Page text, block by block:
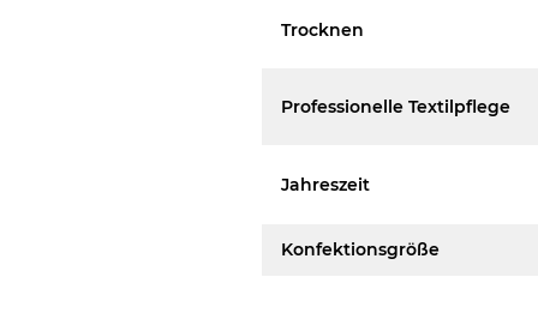
Trocknen
Professionelle Textilpflege
Jahreszeit
Konfektionsgröße